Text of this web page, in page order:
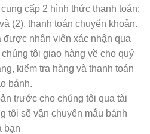
cấp 2 hình thức thanh toán:
(2). thanh toán chuyển khoản.
được nhân viên xác nhận qua
tôi giao hàng về cho quý
kiểm tra hàng và thanh toán
bánh.
trước cho chúng tôi qua tài
tôi sẽ vận chuyển mẫu bánh
bạn